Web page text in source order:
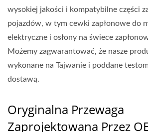
wysokiej jakości i kompatybilne części
pojazdów, w tym cewki zapłonowe do
elektryczne i osłony na świece
Możemy zagwarantować, że nasze
wykonane na Tajwanie i poddane
dostawą.
Oryginalna Przewaga
Zaprojektowana Przez